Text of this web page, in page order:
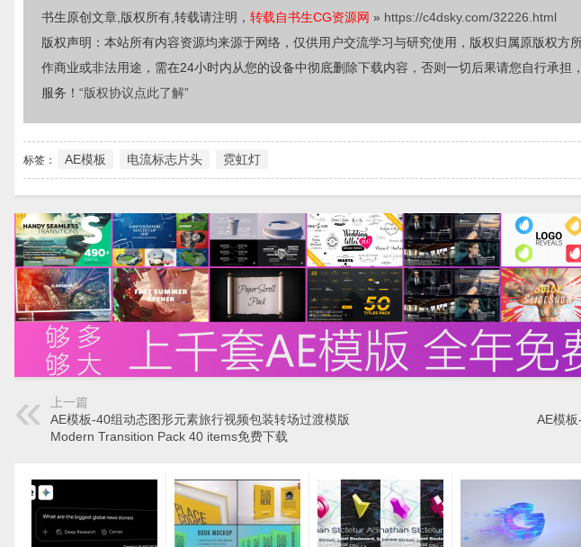
书生原创文章,版权所有,转载请注明， 转载自书生CG资源网 » https://c4dsky.com/32226.html
版权声明：本站所有内容资源均来源于网络，仅供用户交流学习与研究使用，版权归属原版权方
作商业或非法用途，需在24小时内从您的设备中彻底删除下载内容，否则一切后果请您自行承担
服务！ “版权协议点此了解”
标签： AE模板 电流标志片头 霓虹灯
上一篇
AE模板-40组动态图形元素旅行视频包装转场过渡模版
Modern Transition Pack 40 items免费下载
AE模